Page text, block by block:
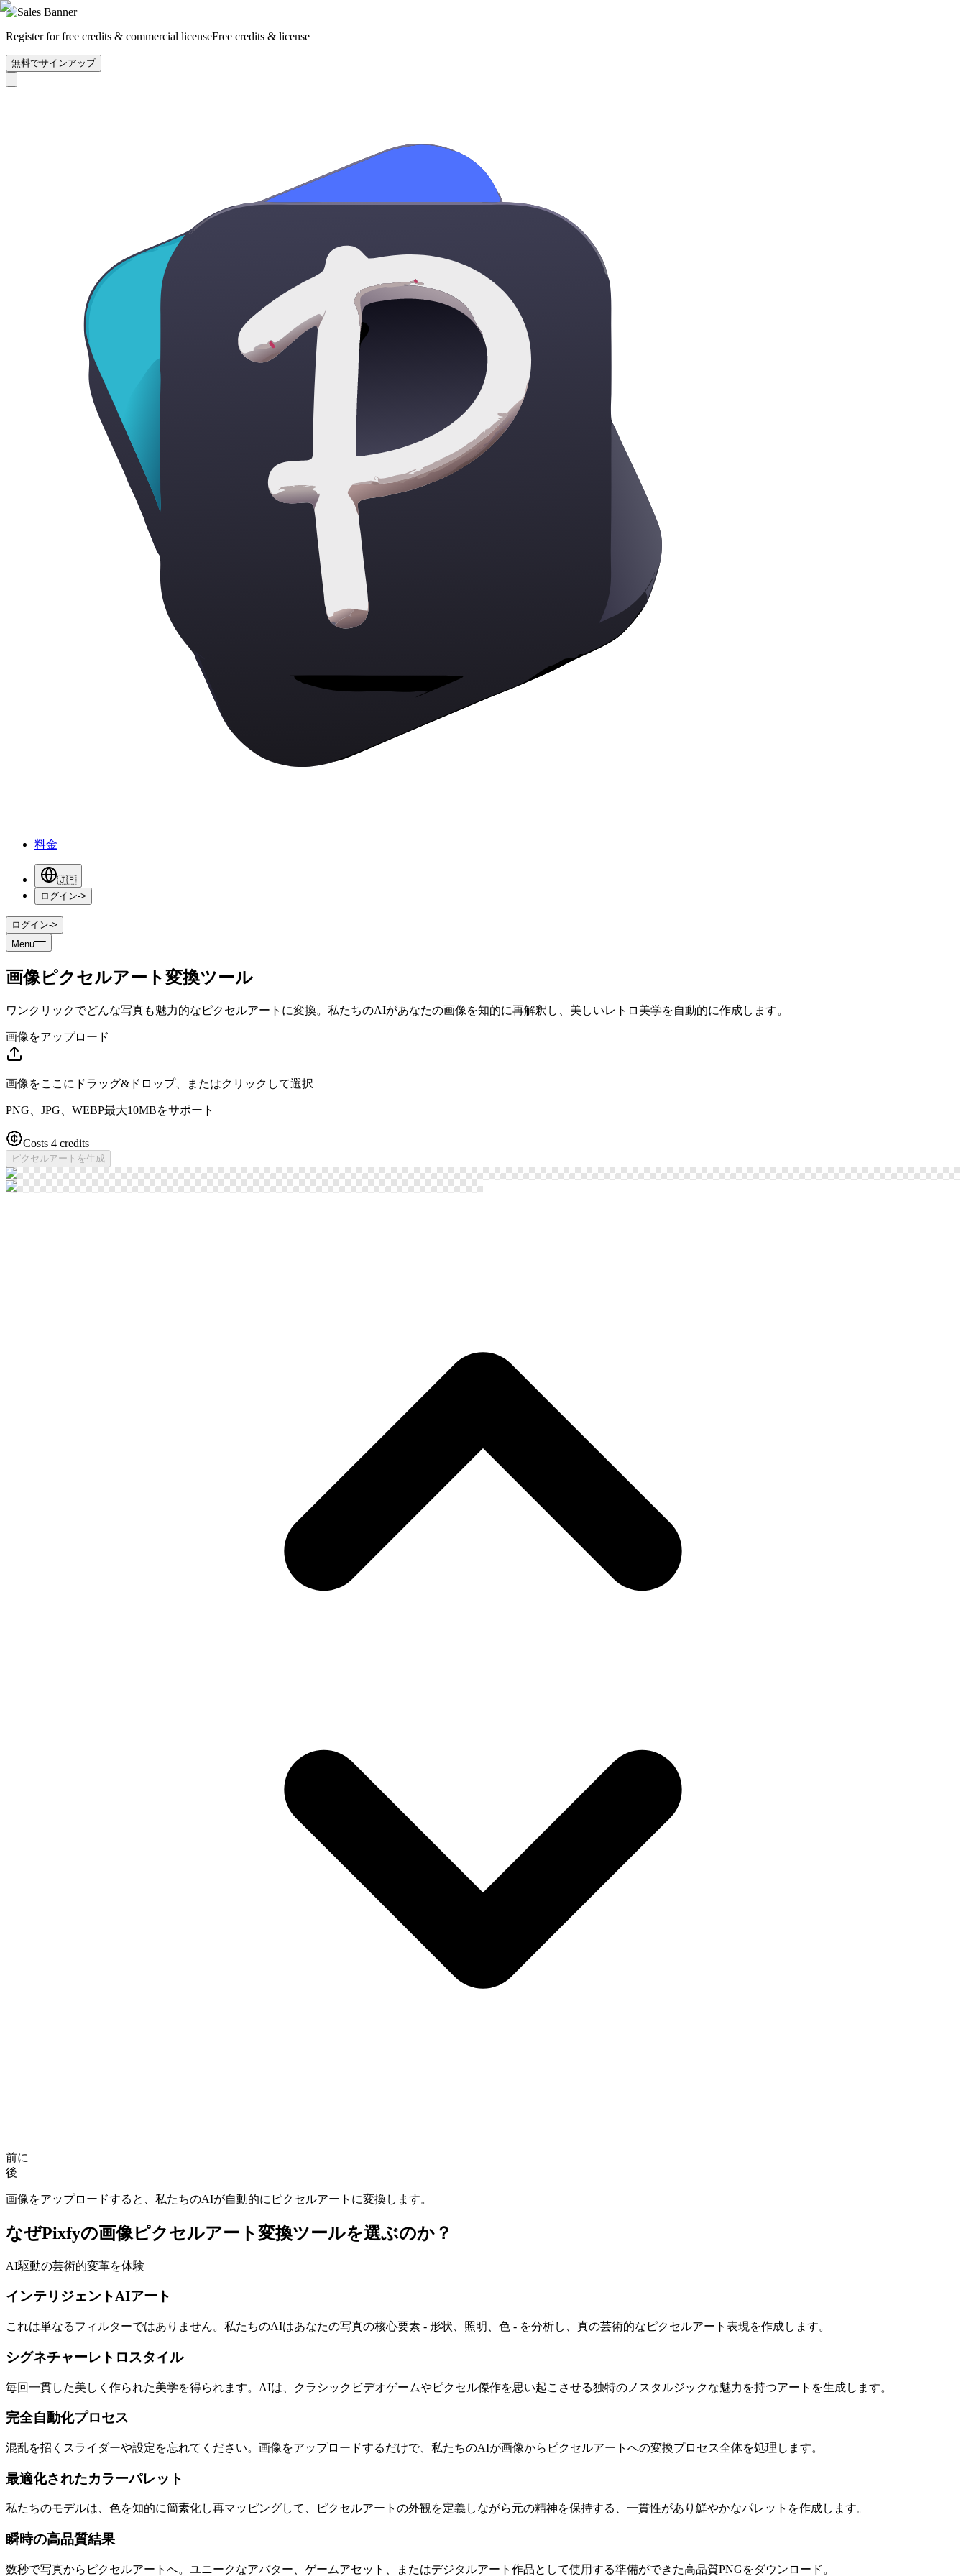
Register for free credits & commercial licenseFree credits & license
無料でサインアップ
料金
🇯🇵
ログイン->
ログイン->
Menu
画像ピクセルアート変換ツール
ワンクリックでどんな写真も魅力的なピクセルアートに変換。私たちのAIがあなたの画像を知的に再解釈し、美しいレトロ美学を自動的に作成します。
画像をアップロード
画像をここにドラッグ&ドロップ、またはクリックして選択
PNG、JPG、WEBP最大10MBをサポート
Costs 4 credits
ピクセルアートを生成
前に
後
画像をアップロードすると、私たちのAIが自動的にピクセルアートに変換します。
なぜPixfyの画像ピクセルアート変換ツールを選ぶのか？
AI駆動の芸術的変革を体験
インテリジェントAIアート
これは単なるフィルターではありません。私たちのAIはあなたの写真の核心要素 - 形状、照明、色 - を分析し、真の芸術的なピクセルアート表現を作成します。
シグネチャーレトロスタイル
毎回一貫した美しく作られた美学を得られます。AIは、クラシックビデオゲームやピクセル傑作を思い起こさせる独特のノスタルジックな魅力を持つアートを生成します。
完全自動化プロセス
混乱を招くスライダーや設定を忘れてください。画像をアップロードするだけで、私たちのAIが画像からピクセルアートへの変換プロセス全体を処理します。
最適化されたカラーパレット
私たちのモデルは、色を知的に簡素化し再マッピングして、ピクセルアートの外観を定義しながら元の精神を保持する、一貫性があり鮮やかなパレットを作成します。
瞬時の高品質結果
数秒で写真からピクセルアートへ。ユニークなアバター、ゲームアセット、またはデジタルアート作品として使用する準備ができた高品質PNGをダウンロード。